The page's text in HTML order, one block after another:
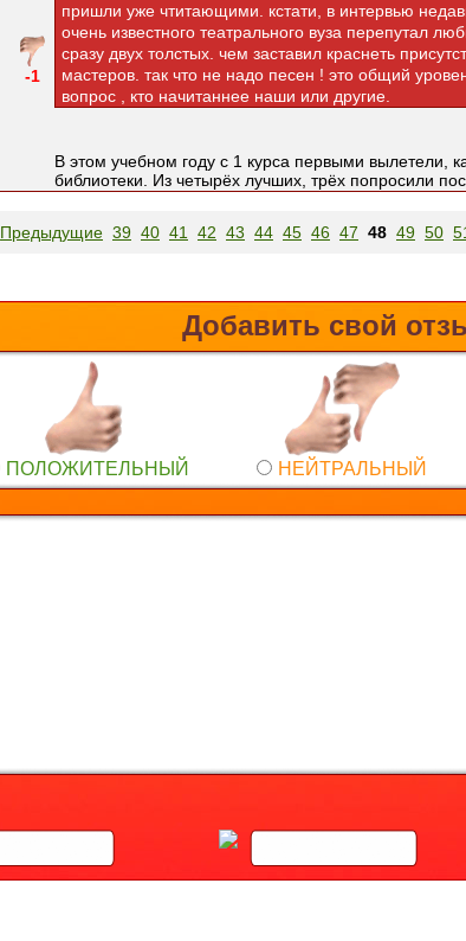
-1
пришли уже чтитающими. кстати, в интервью
очень известного театрального вуза перепутал
сразу двух толстых. чем заставил краснеть
мастеров. так что не надо песен ! это общий
вопрос , кто начитаннее наши или другие.
В этом учебном году с 1 курса первыми вылетели,
библиотеки. Из четырёх лучших, трёх попросили
Предыдущие 39 40 41 42 43 44 45 46 47 48 49 50
Добавить свой
ПОЛОЖИТЕЛЬНЫЙ НЕЙТРАЛЬНЫЙ